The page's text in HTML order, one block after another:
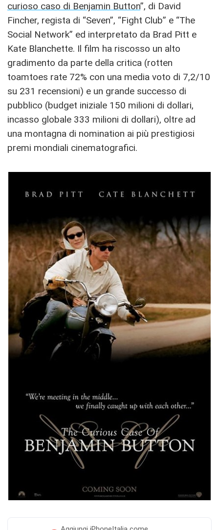
curioso caso di Benjamin Button”, di David
Fincher, regista di “Seven”, “Fight Club” e “The
Social Network” ed interpretato da Brad Pitt e
Kate Blanchette. Il film ha riscosso un alto
gradimento da parte della critica (rotten
toamtoes rate 72% con una media voto di 7,2/10
su 231 recensioni) e un grande successo di
pubblico (budget iniziale 150 milioni di dollari,
incasso globale 333 milioni di dollari), oltre ad
una montagna di nomination ai più prestigiosi
premi mondiali cinematografici.